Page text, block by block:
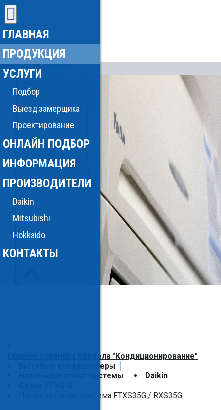
ГЛАВНАЯ
ПРОДУКЦИЯ
УСЛУГИ
Подбор
Выезд замерщика
Проектирование
ОНЛАЙН ПОДБОР
ИНФОРМАЦИЯ
ПРОИЗВОДИТЕЛИ
Daikin
Mitsubishi
Hokkaido
КОНТАКТЫ
Главная страница раздела "Кондиционирование"
Бытовые кондиционеры
Настенные сплит-системы
Daikin
Настенная сплит-система FTXS35G / RXS35G